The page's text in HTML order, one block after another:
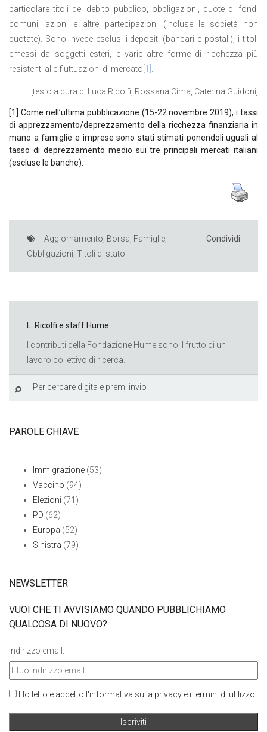
particolare titoli del debito pubblico, obbligazioni, quote di fondi
comuni, azioni e altre partecipazioni (incluse le società non
quotate). Sono invece esclusi i depositi (bancari e postali), i titoli
emessi da soggetti esteri, e varie altre forme di ricchezza più
resistenti alle fluttuazioni di mercato [1] .
[testo a cura di Luca Ricolfi, Rossana Cima, Caterina Guidoni]
[1] Come nell’ultima pubblicazione (15-22 novembre 2019), i tassi
di apprezzamento/deprezzamento della ricchezza finanziaria in
mano a famiglie e imprese sono stati stimati ponendoli uguali al
tasso di deprezzamento medio sui tre principali mercati italiani
(escluse le banche).
Aggiornamento Borsa Famiglie
Obbligazioni Titoli di stato
Condividi
L. Ricolfi e staff Hume
I contributi della Fondazione Hume sono il frutto di un
lavoro collettivo di ricerca.
PAROLE CHIAVE
Immigrazione (53)
Vaccino (94)
Elezioni (71)
PD (62)
Europa (52)
Sinistra (79)
NEWSLETTER
VUOI CHE TI AVVISIAMO QUANDO PUBBLICHIAMO
QUALCOSA DI NUOVO?
Indirizzo email:
Ho letto e accetto l'informativa sulla privacy e i termini di utilizzo